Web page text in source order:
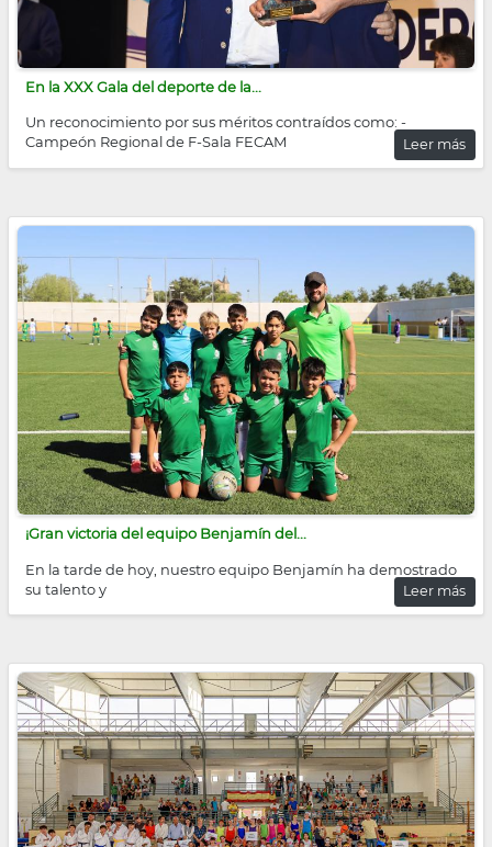
En la XXX Gala del deporte de la...
Un reconocimiento por sus méritos contraídos como: -
Campeón Regional de F-Sala FECAM
Leer más
¡Gran victoria del equipo Benjamín del...
En la tarde de hoy, nuestro equipo Benjamín ha demostrado
su talento y
Leer más